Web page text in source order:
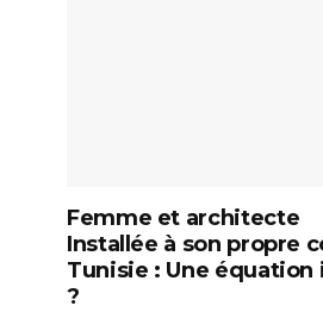
Femme et architecte
Installée à son propre
Tunisie : Une équation
?